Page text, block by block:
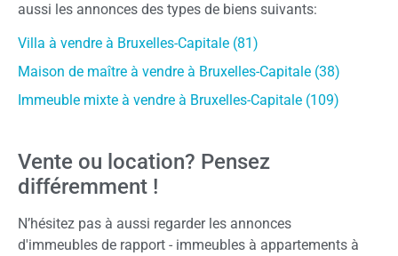
aussi les annonces des types de biens suivants:
Villa à vendre à Bruxelles-Capitale (81)
Maison de maître à vendre à Bruxelles-Capitale (38)
Immeuble mixte à vendre à Bruxelles-Capitale (109)
Vente ou location? Pensez
différemment !
N’hésitez pas à aussi regarder les annonces
d'immeubles de rapport - immeubles à appartements à